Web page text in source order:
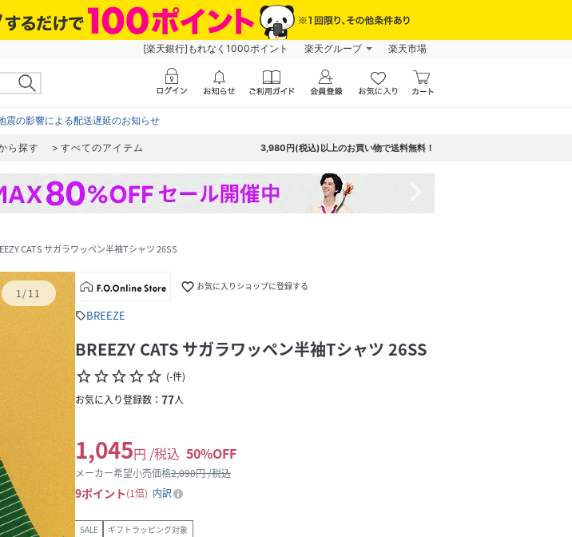
[楽天銀行]もれなく1000ポイント 楽天グループ 楽天市場
震の影響による配送遅延のお知らせ
ら探す すべてのアイテム 3,980円(税込)以上のお買い物で送料無料！
CATS サガラワッペン半袖Tシャツ 26SS
1/11 favorite_border お気に入りショップに登録する
sellBREEZE
BREEZY CATS サガラワッペン半袖Tシャツ 26SS
star_borderstar_borderstar_borderstar_borderstar_border (-件)
お気に入り登録数： 77人
1,045円 /税込 50%OFF
メーカー希望小売価格2,090円 /税込
9ポイント 1倍 内訳
SALE
ギフトラッピング対象